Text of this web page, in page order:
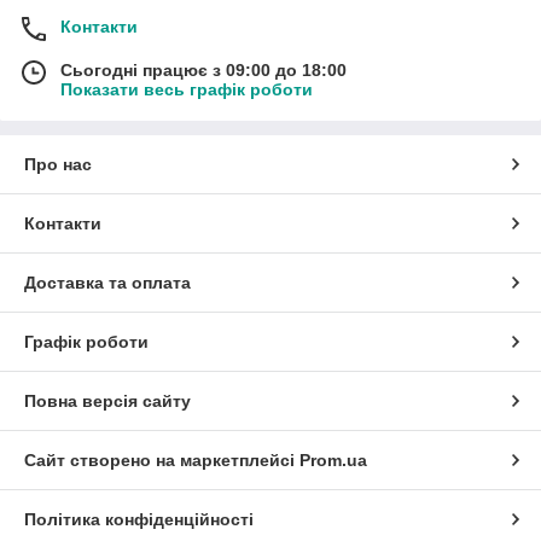
Контакти
Сьогодні працює з 09:00 до 18:00
Показати весь графік роботи
Про нас
Контакти
Доставка та оплата
Графік роботи
Повна версія сайту
Сайт створено на маркетплейсі Prom.ua
Політика конфіденційності